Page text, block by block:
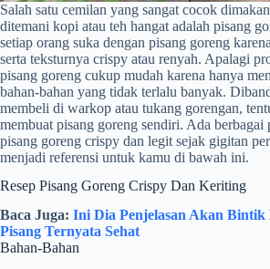
Salah satu cemilan yang sangat cocok
ditemani kopi atau teh hangat adalah pisang
setiap orang suka dengan pisang goreng
serta teksturnya crispy atau renyah. Apalagi
pisang goreng cukup mudah karena hanya
bahan-bahan yang tidak terlalu banyak.
membeli di warkop atau tukang gorengan,
membuat pisang goreng sendiri. Ada berbagai
pisang goreng crispy dan legit sejak gigitan
menjadi referensi untuk kamu di bawah ini.
Resep Pisang Goreng Crispy Dan Keriting
Baca Juga: Ini Dia Penjelasan Akan Bintik
Pisang Ternyata Sehat
Bahan-Bahan